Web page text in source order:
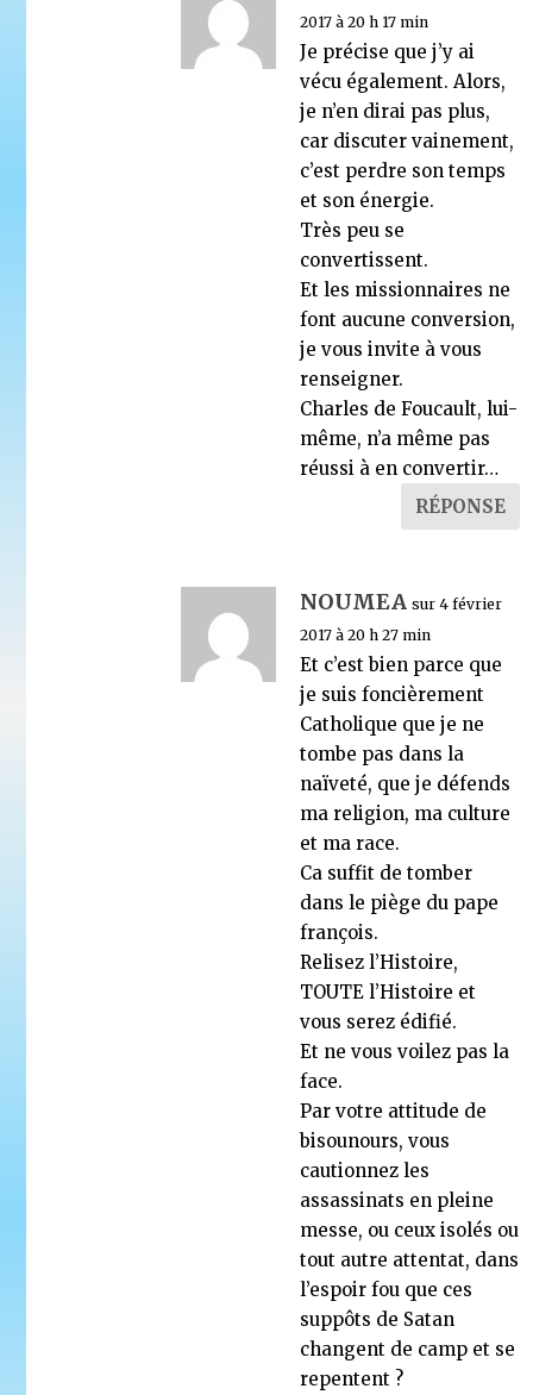
2017 à 20 h 17 min
Je précise que j’y ai
vécu également. Alors,
je n’en dirai pas plus,
car discuter vainement,
c’est perdre son temps
et son énergie.
Très peu se
convertissent.
Et les missionnaires ne
font aucune conversion,
je vous invite à vous
renseigner.
Charles de Foucault, lui-
même, n’a même pas
réussi à en convertir…
RÉPONSE
NOUMEA sur 4 février
2017 à 20 h 27 min
Et c’est bien parce que
je suis foncièrement
Catholique que je ne
tombe pas dans la
naïveté, que je défends
ma religion, ma culture
et ma race.
Ca suffit de tomber
dans le piège du pape
françois.
Relisez l’Histoire,
TOUTE l’Histoire et
vous serez édifié.
Et ne vous voilez pas la
face.
Par votre attitude de
bisounours, vous
cautionnez les
assassinats en pleine
messe, ou ceux isolés ou
tout autre attentat, dans
l’espoir fou que ces
suppôts de Satan
changent de camp et se
repentent ?